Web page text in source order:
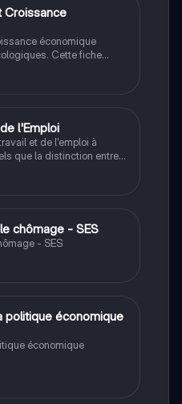
Sciences Économiques
Croissance
économique
Cette fiche
les externalités
technique et
et les enjeux
l'Emploi
et de l'emploi à
que la distinction entre
ainsi que l'impact
et des technologies
en Sciences
chômage - SES
- SES
politique économique
économique